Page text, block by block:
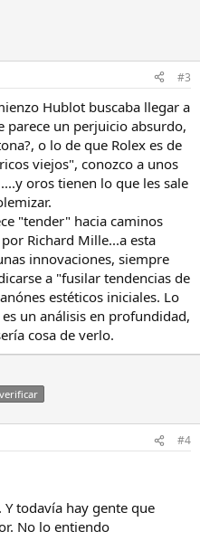
#3
Hublot buscaba llegar a
parece un perjuicio absurdo,
o lo de que Rolex es de
viejos", conozco a unos
oros tienen lo que les sale
"tender" hacia caminos
Richard Mille...a esta
innovaciones, siempre
a "fusilar tendencias de
estéticos iniciales. Lo
un análisis en profundidad,
cosa de verlo.
#4
todavía hay gente que
No lo entiendo